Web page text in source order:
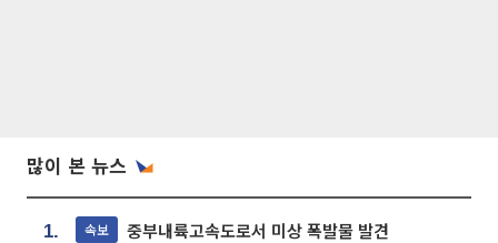
많이 본 뉴스
1. 속보 중부내륙고속도로서 미상 폭발물 발견